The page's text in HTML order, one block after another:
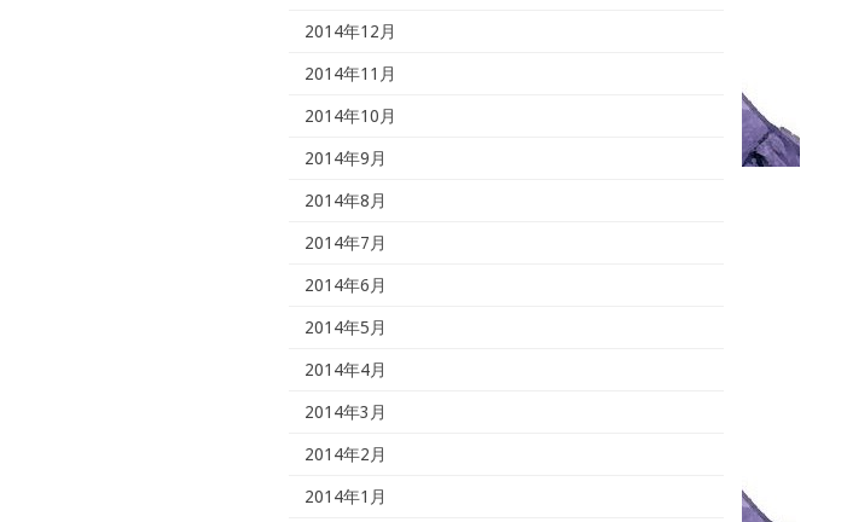
2014年12月
2014年11月
2014年10月
2014年9月
2014年8月
2014年7月
2014年6月
2014年5月
2014年4月
2014年3月
2014年2月
2014年1月